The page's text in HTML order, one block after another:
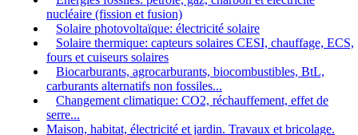
nucléaire (fission et fusion)
Solaire photovoltaïque: électricité solaire
Solaire thermique: capteurs solaires CESI, chauffage, ECS,
fours et cuiseurs solaires
Biocarburants, agrocarburants, biocombustibles, BtL,
carburants alternatifs non fossiles...
Changement climatique: CO2, réchauffement, effet de
serre...
Maison, habitat, électricité et jardin. Travaux et bricolage.